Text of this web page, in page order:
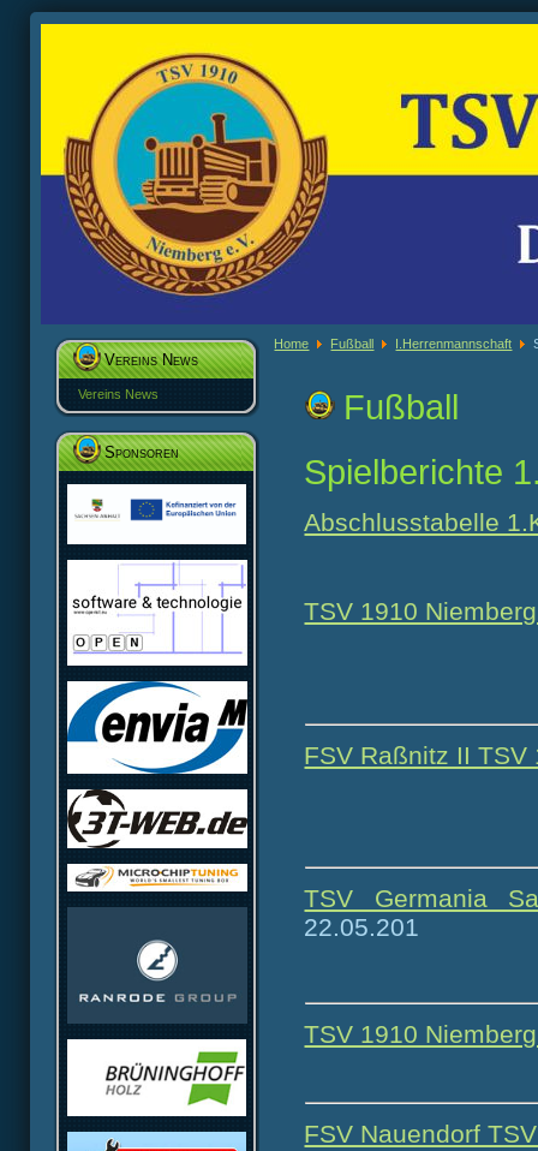
Vereins News
Vereins News
Sponsoren
Home Fußball I.Herrenmannschaft
Fußball
Spielberichte
Abschlusstabelle
TSV 1910
FSV Raßnitz II
TSV Germania
22.05.201
TSV 1910
FSV Nauendorf